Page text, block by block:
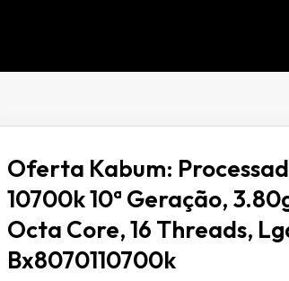
Oferta Kabum:
10700k 10ª Geração,
Octa Core, 16 Threads,
Bx8070110700k